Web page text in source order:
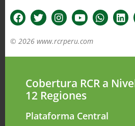
© 2026 www.rcrperu.com
Cobertura RCR a
12 Regiones
Plataforma Central